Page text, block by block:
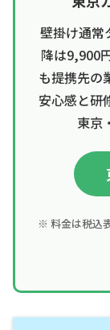
壁掛け通常
降は9,900
も提携先の
安心感と研
東京
※ 料金は税込